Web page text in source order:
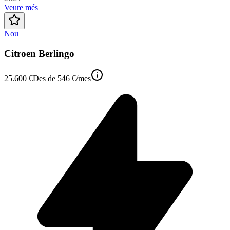
Veure més
Nou
Citroen Berlingo
25.600 €Des de 546 €/mes